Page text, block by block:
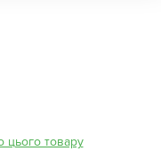
цього товару